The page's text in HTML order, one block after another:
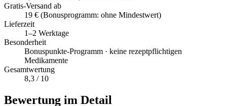
Gratis-Versand ab
19 € (Bonusprogramm: ohne Mindestwert)
Lieferzeit
1–2 Werktage
Besonderheit
Bonuspunkte-Programm · keine rezeptpflichtigen
Medikamente
Gesamtwertung
8,3 / 10
Bewertung im Detail